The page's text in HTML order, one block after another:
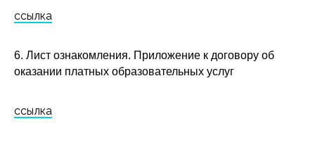
ссылка
6. Лист ознакомления. Приложение к договору об
оказании платных образовательных услуг
ссылка